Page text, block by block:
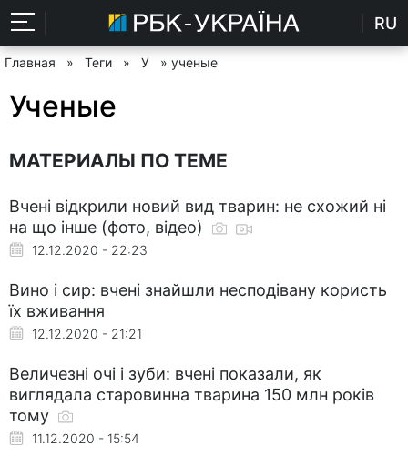
RU
Главная » Теги » У » ученые
Ученые
МАТЕРИАЛЫ ПО ТЕМЕ
Вчені відкрили новий вид тварин: не схожий ні
на що інше (фото, відео)
12.12.2020 - 22:23
Вино і сир: вчені знайшли несподівану користь
їх вживання
12.12.2020 - 21:21
Величезні очі і зуби: вчені показали, як
виглядала старовинна тварина 150 млн років
тому
11.12.2020 - 15:54